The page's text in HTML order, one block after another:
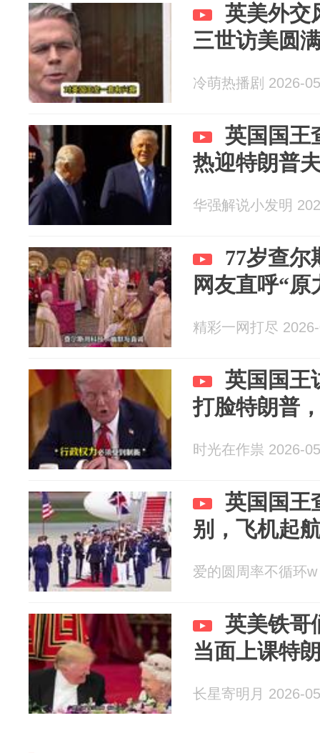
英美外交
三世访美圆
冷萌热播剧 2026-
英国国王
热迎特朗普
华强解说小发明
77岁查尔
网友直呼“
精彩一网打尽
英国国王
打脸特朗普
时光在作祟 2026-
英国国王
别，飞机起
爱的圆周率不循环
英美铁哥
当面上课特
长星寄明月 2026-